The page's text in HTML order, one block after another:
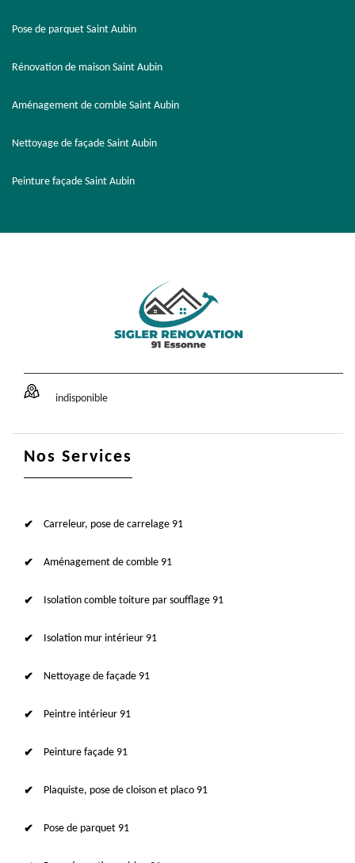
Pose de parquet Saint Aubin
Rénovation de maison Saint Aubin
Aménagement de comble Saint Aubin
Nettoyage de façade Saint Aubin
Peinture façade Saint Aubin
indisponible
Nos Services
Carreleur, pose de carrelage 91
Aménagement de comble 91
Isolation comble toiture par soufflage 91
Isolation mur intérieur 91
Nettoyage de façade 91
Peintre intérieur 91
Peinture façade 91
Plaquiste, pose de cloison et placo 91
Pose de parquet 91